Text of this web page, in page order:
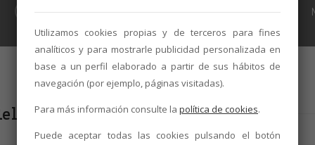
Alimentaria 2018
Utilizamos cookies propias y de terceros para fines
analíticos y para mostrarle publicidad personalizada en
base a un perfil elaborado a partir de sus hábitos de
navegación (por ejemplo, páginas visitadas).
Para más información consulte la política de cookies.
Puede aceptar todas las cookies pulsando el botón